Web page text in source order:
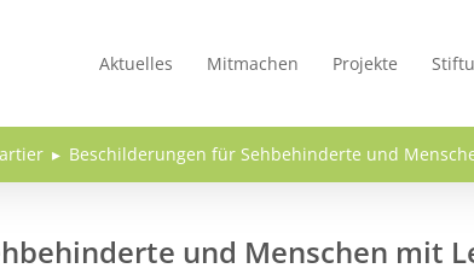
Aktuelles Mitmachen Projekte
Beschilderungen für Sehbehinderte und
und Menschen mit